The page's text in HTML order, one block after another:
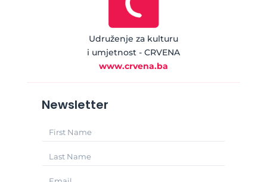
Udruženje za kulturu
i umjetnost - CRVENA
www.crvena.ba
Newsletter